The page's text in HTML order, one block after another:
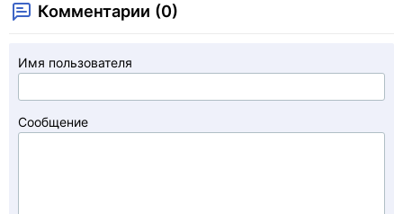
Комментарии (0)
Имя пользователя
Сообщение